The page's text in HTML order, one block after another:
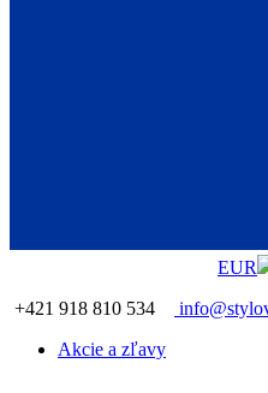
EUR
+421 918 810 534
Akcie a zľavy